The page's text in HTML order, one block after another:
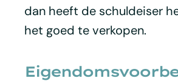
dan heeft de schuldeiser
het goed te verkopen.